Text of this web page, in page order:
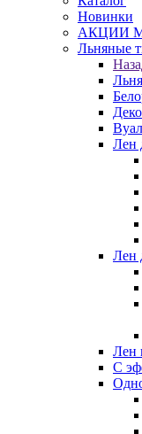
Новинки
АКЦИИ
Льняные
Лен
Лен
Лен
С